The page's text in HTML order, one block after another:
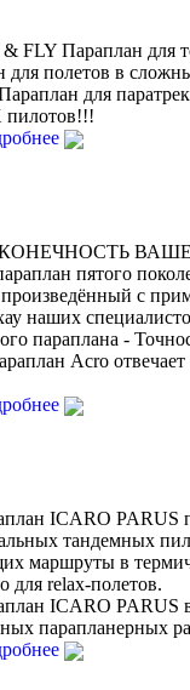
FLY Параплан для
для полетов в
для
пятого
с
наших
параплана -
Acro
ICARO PARUS
тандемных
маршруты в
для relax-полетов.
ICARO PARUS
парапланерных